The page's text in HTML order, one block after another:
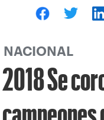
principio
NACIONAL
2018 Se
campeones